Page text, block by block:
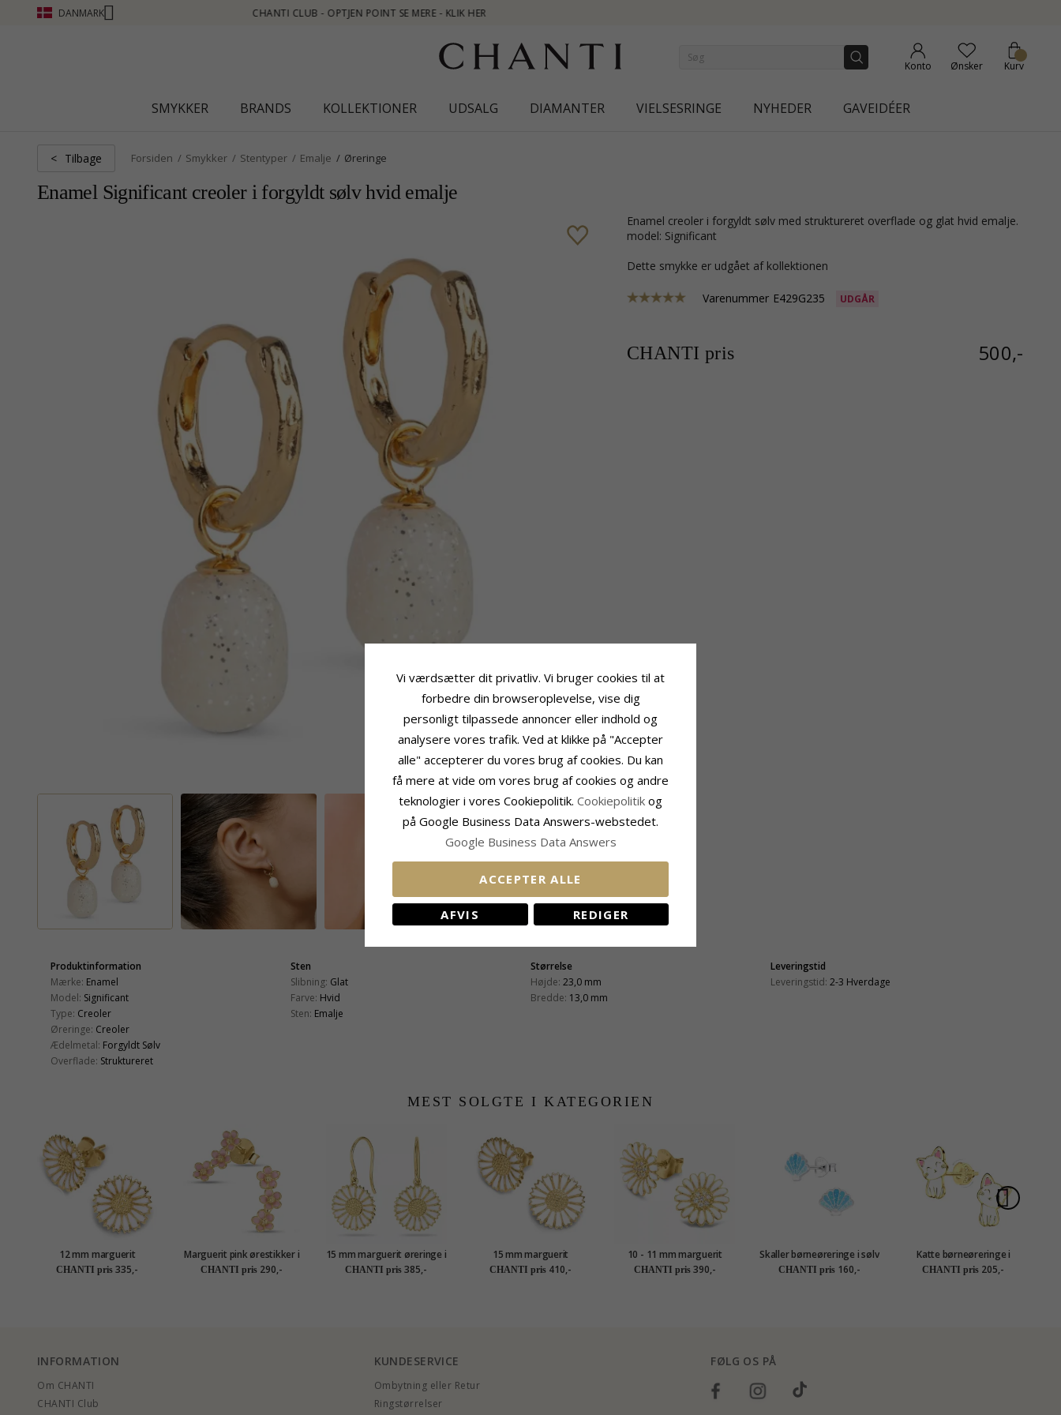
DANMARK
OPTJEN POINT SE MERE - KLIK HER
Konto Ønsker Kurv
SMYKKER BRANDS KOLLEKTIONER UDSALG DIAMANTER VIELSESRINGE NYHEDER GAVEIDÉER
< Tilbage Forsiden Smykker Stentyper Emalje Øreringe
Enamel Significant creoler i forgyldt sølv hvid emalje
Enamel creoler i forgyldt sølv med struktureret overflade og glat hvid emalje.
model: Significant
Dette smykke er udgået af kollektionen
Varenummer E429G235 UDGÅR
CHANTI pris 500,-
Produktinformation
Mærke: Enamel
Model: Significant
Type: Creoler
Øreringe: Creoler
Ædelmetal: Forgyldt Sølv
Overflade: Struktureret
Sten
Slibning: Glat
Farve: Hvid
Sten: Emalje
Størrelse
Højde: 23,0 mm
Bredde: 13,0 mm
Leveringstid
Leveringstid: 2-3 Hverdage
MEST SOLGTE I KATEGORIEN
12 mm marguerit
ørestikker i forgyldt sølv -
Marie
CHANTI pris 335,-
Marguerit pink ørestikker i
forgyldt sølv - Majse
CHANTI pris 290,-
15 mm marguerit øreringe i
forgyldt sølv - Marie
CHANTI pris 385,-
15 mm marguerit
ørestikker i forgyldt sølv -
Marie
CHANTI pris 410,-
10 - 11 mm marguerit
øreringe i forgyldt sølv -
Matilda
CHANTI pris 390,-
Skaller børneøreringe i sølv
- Little Ones
CHANTI pris 160,-
Katte børneøreringe i
forgyldt sølv - Little Ones
CHANTI pris 205,-
INFORMATION
Om CHANTI
CHANTI Club
KUNDESERVICE
Ombytning eller Retur
Ringstørrelser
FØLG OS PÅ
Vi værdsætter dit privatliv. Vi bruger cookies til at
forbedre din browseroplevelse, vise dig
personligt tilpassede annoncer eller indhold og
analysere vores trafik. Ved at klikke på "Accepter
alle" accepterer du vores brug af cookies. Du kan
få mere at vide om vores brug af cookies og andre
teknologier i vores Cookiepolitik. Cookiepolitik og
på Google Business Data Answers-webstedet.
Google Business Data Answers
ACCEPTER ALLE
AFVIS REDIGER